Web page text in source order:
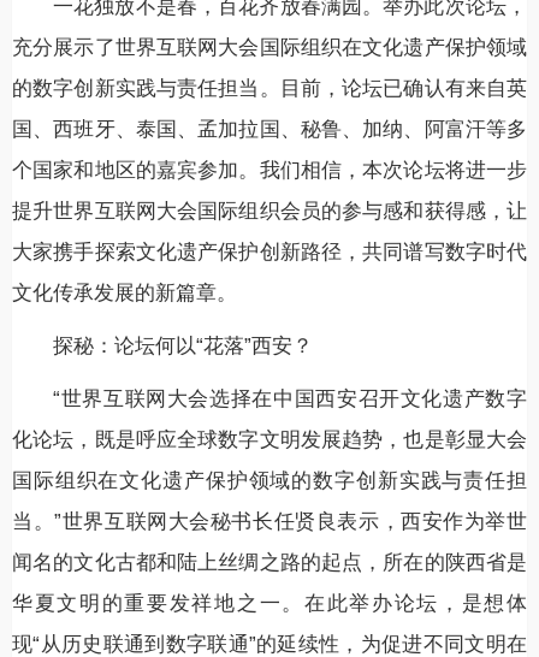
一花独放不是春，百花齐放春满园。举办此次论坛，
充分展示了世界互联网大会国际组织在文化遗产保护领域
的数字创新实践与责任担当。目前，论坛已确认有来自英
国、西班牙、泰国、孟加拉国、秘鲁、加纳、阿富汗等多
个国家和地区的嘉宾参加。我们相信，本次论坛将进一步
提升世界互联网大会国际组织会员的参与感和获得感，让
大家携手探索文化遗产保护创新路径，共同谱写数字时代
文化传承发展的新篇章。
探秘：论坛何以“花落”西安？
“世界互联网大会选择在中国西安召开文化遗产数字
化论坛，既是呼应全球数字文明发展趋势，也是彰显大会
国际组织在文化遗产保护领域的数字创新实践与责任担
当。”世界互联网大会秘书长任贤良表示，西安作为举世
闻名的文化古都和陆上丝绸之路的起点，所在的陕西省是
华夏文明的重要发祥地之一。在此举办论坛，是想体
现“从历史联通到数字联通”的延续性，为促进不同文明在